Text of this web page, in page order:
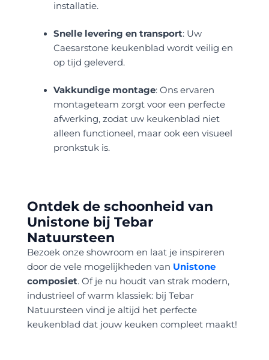
installatie.
Snelle levering en transport: Uw
Caesarstone keukenblad wordt veilig en
op tijd geleverd.
Vakkundige montage: Ons ervaren
montageteam zorgt voor een perfecte
afwerking, zodat uw keukenblad niet
alleen functioneel, maar ook een visueel
pronkstuk is.
Ontdek de schoonheid van
Unistone bij Tebar
Natuursteen
Bezoek onze showroom en laat je inspireren
door de vele mogelijkheden van Unistone
composiet. Of je nu houdt van strak modern,
industrieel of warm klassiek: bij Tebar
Natuursteen vind je altijd het perfecte
keukenblad dat jouw keuken compleet maakt!